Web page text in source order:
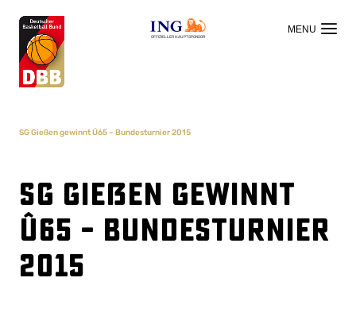
OFFIZIELLER HAUPTSPONSOR
SG Gießen gewinnt Ü65 – Bundesturnier 2015
SG Gießen gewinnt
Ü65 – Bundesturnier
2015